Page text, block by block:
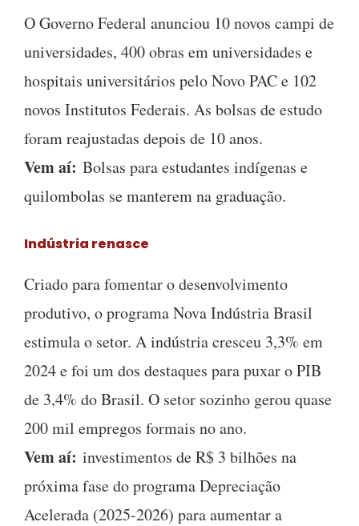
O Governo Federal anunciou 10 novos campi de
universidades, 400 obras em universidades e
hospitais universitários pelo Novo PAC e 102
novos Institutos Federais. As bolsas de estudo
foram reajustadas depois de 10 anos.
Vem aí: Bolsas para estudantes indígenas e
quilombolas se manterem na graduação.
Indústria renasce
Criado para fomentar o desenvolvimento
produtivo, o programa Nova Indústria Brasil
estimula o setor. A indústria cresceu 3,3% em
2024 e foi um dos destaques para puxar o PIB
de 3,4% do Brasil. O setor sozinho gerou quase
200 mil empregos formais no ano.
Vem aí: investimentos de R$ 3 bilhões na
próxima fase do programa Depreciação
Acelerada (2025-2026) para aumentar a